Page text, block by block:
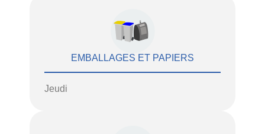
EMBALLAGES ET PAPIERS
Jeudi